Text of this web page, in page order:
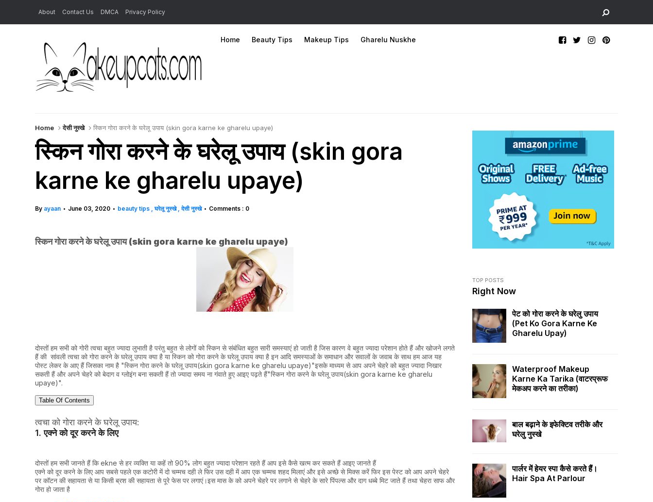
About Contact Us DMCA Privacy Policy
Home Beauty Tips Makeup Tips Gharelu Nuskhe
Home देसी नुस्खे स्किन गोरा करने के घरेलू उपाय (skin gora karne ke gharelu upaye)
स्किन गोरा करने के घरेलू उपाय (skin gora
karne ke gharelu upaye)
By ayaan • June 03, 2020 • beauty tips घरेलू नुस्खे देसी नुस्खे • Comments : 0
स्किन गोरा करने के घरेलू उपाय (skin gora karne ke gharelu upaye)
दोस्तों हम सभी को गोरी त्वचा बहुत ज्यादा लुभाती है परंतु बहुत से लोगों को स्किन से संबंधित बहुत सारी समस्याएं हो जाती है जिस कारण वे बहुत ज्यादा परेशान होते हैं और खोजने लगते
हैं की सांवली त्वचा को गोरा करने के घरेलू उपाय क्या है या स्किन को गोरा करने के घरेलू उपाय क्या है इन आदि समस्याओं के समाधान और सवालों के जवाब के साथ हम आज यह
पोस्ट लेकर के आए हैं जिसका नाम है "स्किन गोरा करने के घरेलू उपाय(skin gora karne ke gharelu upaye)"इसके माध्यम से आप अपने चेहरे को बहुत ज्यादा निखार
सकती हैं और अपने चेहरे को बेदाग व ग्लोइंग बना सकती हैं तो ज्यादा समय ना गंवाते हुए आइए पढ़ते हैं"स्किन गोरा करने के घरेलू उपाय(skin gora karne ke gharelu
upaye)".
Table Of Contents
त्वचा को गोरा करने के घरेलू उपाय:
1. एक्ने को दूर करने के लिए
दोस्तों हम सभी जानते हैं कि ekne से हर व्यक्ति या कहें तो 90% लोग बहुत ज्यादा परेशान रहते हैं आप इसे कैसे खत्म कर सकते हैं आइए जानते हैं
एक्ने को दूर करने के लिए आप सबसे पहले एक कटोरी में दो चम्मच दही ले फिर उस दही में आप एक चम्मच शहद मिलाएं और इसे अच्छे से मिक्स करें फिर इस पेस्ट को आप अपने चेहरे
पर कॉटन की सहायता से या किसी ब्रश की सहायता से पूरे फेस पर लगाएं।इस मास के को अपने चेहरे पर लगाने से चेहरे के सारे पिंपल्स और दाग धब्बे मिट जाते हैं तथा चेहरा साफ और
गोरा हो जाता है
TOP POSTS
Right Now
पेट को गोरा करने के घरेलु उपाय
(pet Ko Gora Karne Ke
Gharelu Upay)
Waterproof Makeup
Karne Ka Tarika (वाटरप्रूफ
मेकअप करने का तरीका)
बाल बढ़ाने के इफेक्टिव तरीके और
घरेलु नुस्खे
पार्लर में हेयर स्पा कैसे करते हैं।
Hair Spa At Parlour